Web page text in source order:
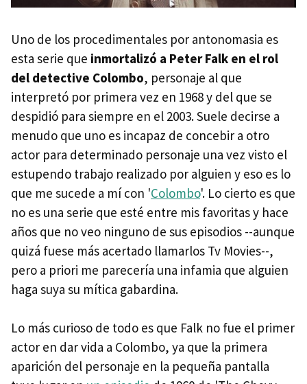
Uno de los procedimentales por antonomasia es
esta serie que inmortalizó a Peter Falk en el rol
del detective Colombo, personaje al que
interpretó por primera vez en 1968 y del que se
despidió para siempre en el 2003. Suele decirse a
menudo que uno es incapaz de concebir a otro
actor para determinado personaje una vez visto el
estupendo trabajo realizado por alguien y eso es lo
que me sucede a mí con 'Colombo'. Lo cierto es que
no es una serie que esté entre mis favoritas y hace
años que no veo ninguno de sus episodios --aunque
quizá fuese más acertado llamarlos Tv Movies--,
pero a priori me parecería una infamia que alguien
haga suya su mítica gabardina.
Lo más curioso de todo es que Falk no fue el primer
actor en dar vida a Colombo, ya que la primera
aparición del personaje en la pequeña pantalla